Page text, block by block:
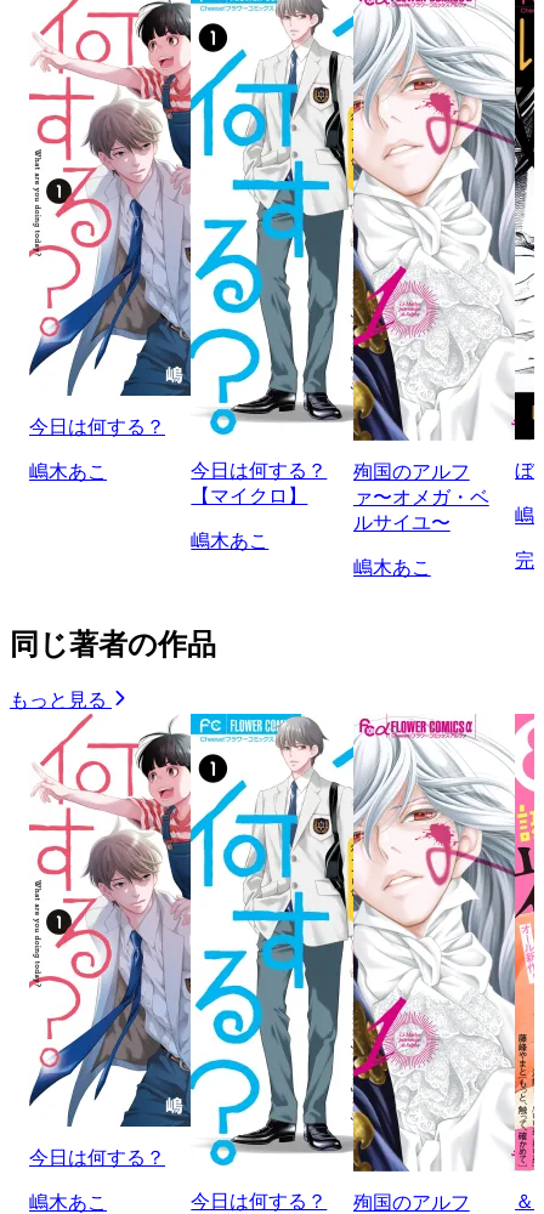
今日は何する？
嶋木あこ
今日は何する？
【マイクロ】
嶋木あこ
殉国のアルフ
ァ〜オメガ・ベ
ルサイユ〜
嶋木あこ
ぼ
嶋
完
同じ著者の作品
もっと見る
今日は何する？
嶋木あこ
今日は何する？
殉国のアルフ
＆